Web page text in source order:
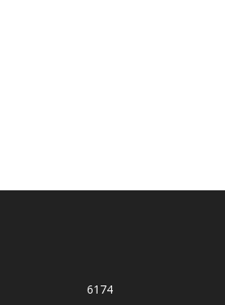
6174